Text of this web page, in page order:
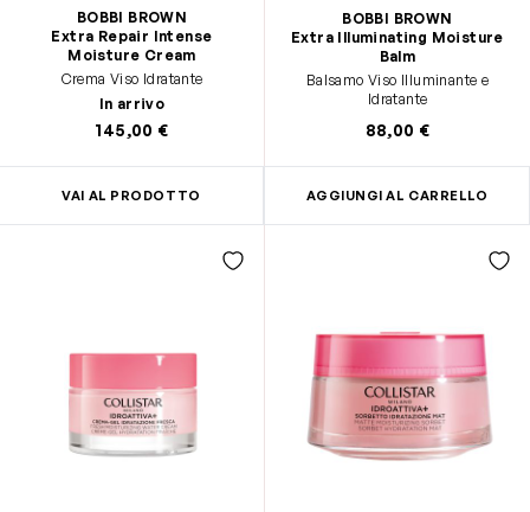
BOBBI BROWN
Extra Repair Intense
Moisture Cream
Crema Viso Idratante
In arrivo
145,00 €
VAI AL PRODOTTO
BOBBI BROWN
Extra Illuminating Moisture
Balm
Balsamo Viso Illuminante e
Idratante
88,00 €
AGGIUNGI AL CARRELLO